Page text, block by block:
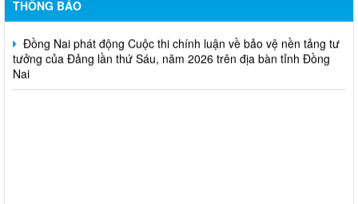
THÔNG BÁO
tưởng của Đảng lần thứ Sáu, năm 2026 trên địa bàn tỉnh Đồng
Nai